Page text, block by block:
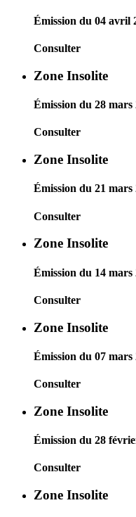
Émission du 04 avril
Consulter
Zone Insolite
Émission du 28 mars
Consulter
Zone Insolite
Émission du 21 mars
Consulter
Zone Insolite
Émission du 14 mars
Consulter
Zone Insolite
Émission du 07 mars
Consulter
Zone Insolite
Émission du 28
Consulter
Zone Insolite